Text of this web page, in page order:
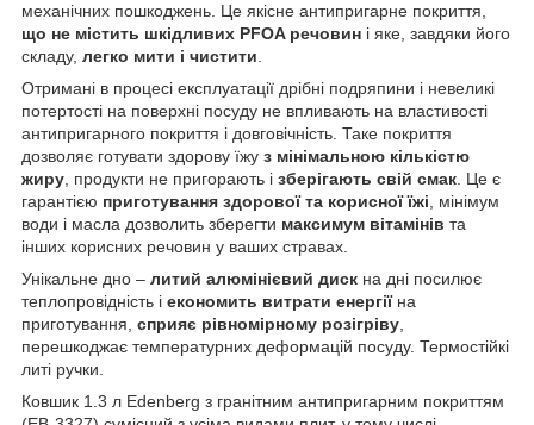
механічних пошкоджень. Це якісне антипригарне покриття,
що не містить шкідливих PFOA речовин і яке, завдяки його
складу, легко мити і чистити.
Отримані в процесі експлуатації дрібні подряпини і невеликі
потертості на поверхні посуду не впливають на властивості
антипригарного покриття і довговічність. Таке покриття
дозволяє готувати здорову їжу з мінімальною кількістю
жиру, продукти не пригорають і зберігають свій смак. Це є
гарантією приготування здорової та корисної їжі, мінімум
води і масла дозволить зберегти максимум вітамінів та
інших корисних речовин у ваших стравах.
Унікальне дно – литий алюмінієвий диск на дні посилює
теплопровідність і економить витрати енергіїна
приготування, сприяє рівномірному розігріву,
перешкоджає температурних деформацій посуду. Термостійкі
литі ручки.
Ковшик 1.3 л Edenberg з гранітним антипригарним покриттям